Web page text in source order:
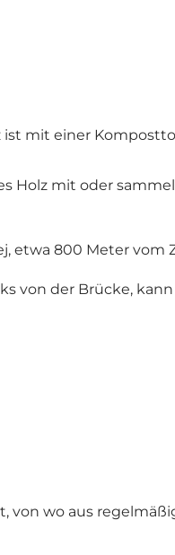
mit einer
mit oder
etwa 800 Meter vom
von der Brücke,
von wo aus